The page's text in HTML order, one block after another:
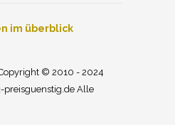
im überblick
© 2010 - 2024
preisguenstig.de Alle